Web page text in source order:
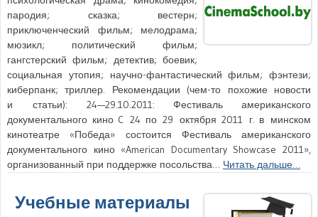
пародия; сказка; вестерн;
приключенческий фильм; мелодрама;
мюзикл; политический фильм;
гангстерский фильм; детектив; боевик;
социальная утопия; научно-фантастический фильм; фэнтези;
киберпанк; триллер. Рекомендации (чем-то похожие новости
и статьи): 24—29.10.2011: Фестиваль американского
документального кино C 24 по 29 октября 2011 г. в минском
кинотеатре «Победа» состоится Фестиваль американского
документального кино «American Documentary Showcase 2011»,
организованный при поддержке посольства… Читать дальше…
Учебные материалы